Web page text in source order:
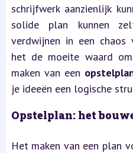
schrijfwerk aanzienlijk
solide plan kunnen
verdwijnen in een chaos
het de moeite waard
maken van een
je ideeën een logische
Opstelplan: het
Het maken van een plan